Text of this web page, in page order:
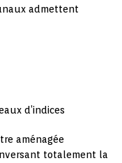
admettent
d’indices
aménagée
totalement la